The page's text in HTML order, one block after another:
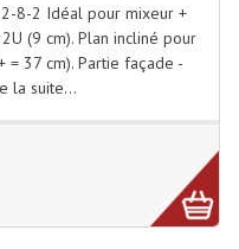
Et Studio
2-8-2 Idéal pour mixeur +
(9 cm). Plan incliné pour
37 cm). Partie façade -
la suite...